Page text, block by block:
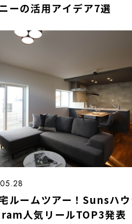
ーの活用アイデア7選
ルームツアー！Sunsハ
人気リールTOP3発表